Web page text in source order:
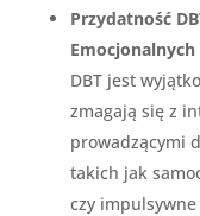
Przydatność
DBT jest
zmagają się z
prowadzącymi
takich jak
czy